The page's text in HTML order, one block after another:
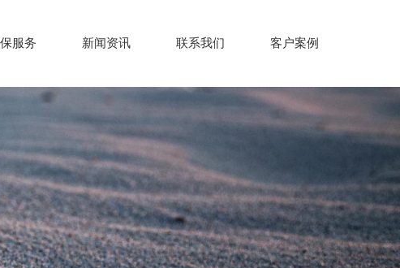
服务 新闻资讯 联系我们 客户案例